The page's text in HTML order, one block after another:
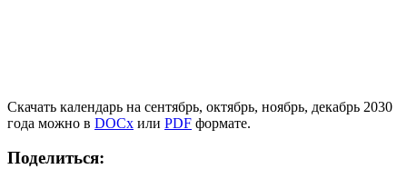
Скачать календарь на сентябрь, октябрь, ноябрь, декабрь 2030
года можно в DOCx или PDF формате.
Поделиться: